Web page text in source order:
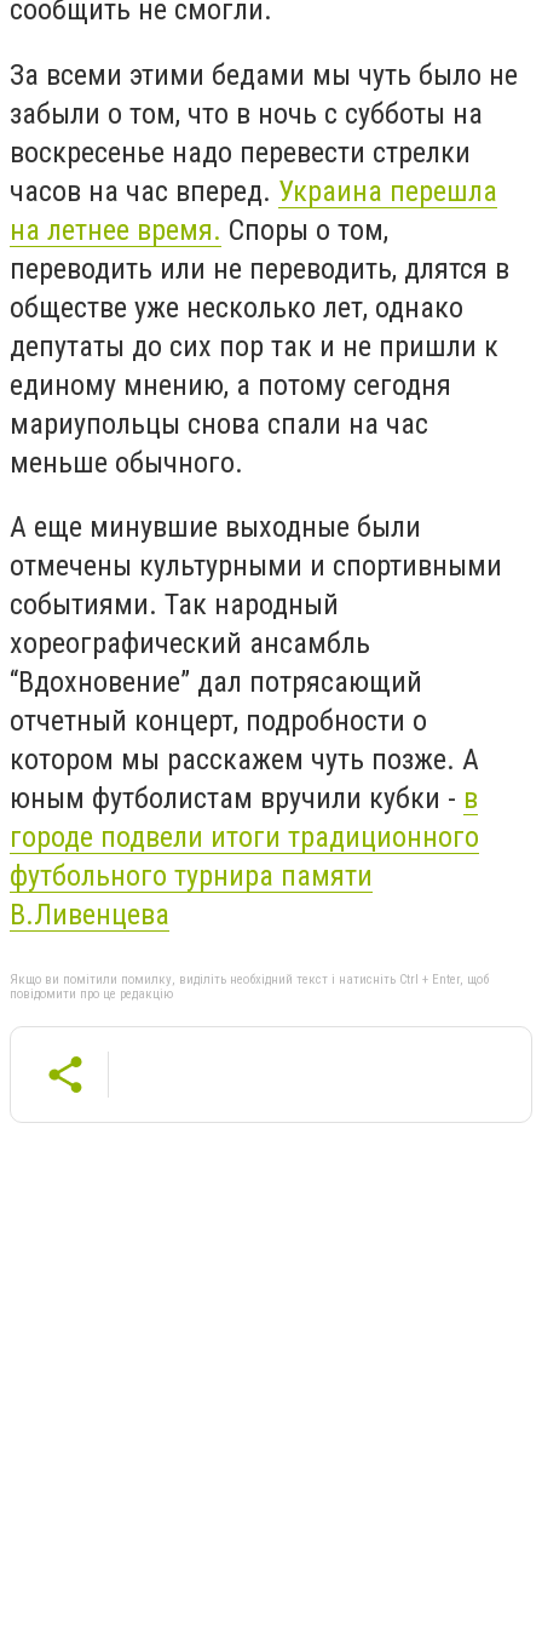
сообщить не смогли.
За всеми этими бедами мы чуть было не
забыли о том, что в ночь с субботы на
воскресенье надо перевести стрелки
часов на час вперед. Украина перешла
на летнее время. Споры о том,
переводить или не переводить, длятся в
обществе уже несколько лет, однако
депутаты до сих пор так и не пришли к
единому мнению, а потому сегодня
мариупольцы снова спали на час
меньше обычного.
А еще минувшие выходные были
отмечены культурными и спортивными
событиями. Так народный
хореографический ансамбль
“Вдохновение” дал потрясающий
отчетный концерт, подробности о
котором мы расскажем чуть позже. А
юным футболистам вручили кубки - в
городе подвели итоги традиционного
футбольного турнира памяти
В.Ливенцева
Якщо ви помітили помилку, виділіть необхідний текст і натисніть Ctrl + Enter, щоб
повідомити про це редакцію